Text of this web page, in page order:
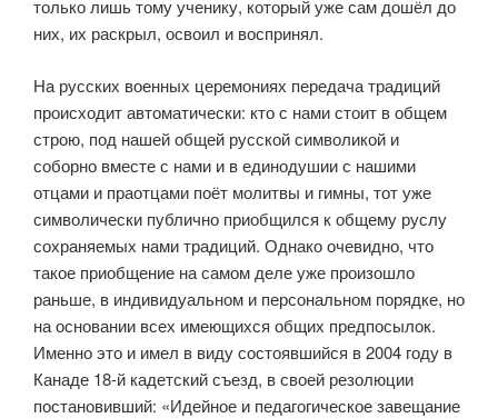
только лишь тому ученику, который уже сам дошёл до
них, их раскрыл, освоил и воспринял.
На русских военных церемониях передача традиций
происходит автоматически: кто с нами стоит в общем
строю, под нашей общей русской сим­воликой и
соборно вместе с нами и в единодушии с нашими
отцами и праот­цами поёт молитвы и гимны, тот уже
символически публично приобщился к общему руслу
сохраняемых нами традиций. Однако очевидно, что
такое приобщение на самом деле уже произошло
раньше, в индивидуальном и пер­сональном порядке, но
на основании всех имеющихся общих предпосылок.
Именно это и имел в виду состоявшийся в 2004 году в
Канаде 18-й кадетский съезд, в своей резолюции
постановивший: «Идейное и педагогическое заве­щание